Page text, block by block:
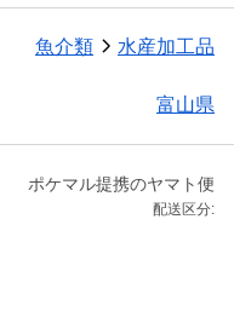
魚介類 水産加工品
富山県
ポケマル提携のヤマト便
配送区分: